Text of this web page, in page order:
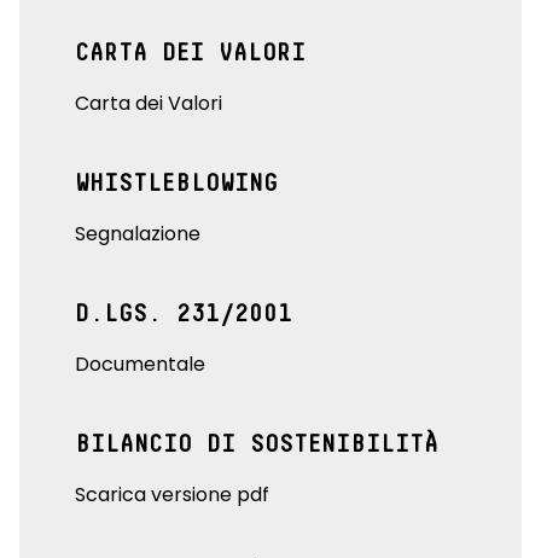
CARTA DEI VALORI
Carta dei Valori
WHISTLEBLOWING
Segnalazione
D.LGS. 231/2001
Documentale
BILANCIO DI SOSTENIBILITÀ
Scarica versione pdf